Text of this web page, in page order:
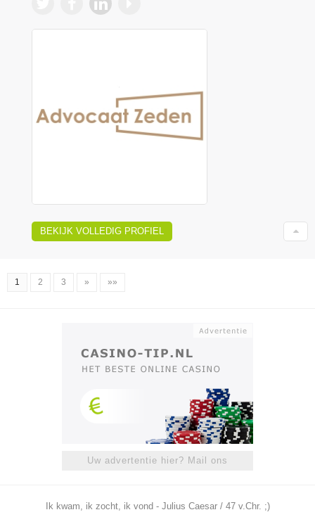
BEKIJK VOLLEDIG PROFIEL
1 2 3 » »»
Uw advertentie hier? Mail ons
Ik kwam, ik zocht, ik vond - Julius Caesar / 47 v.Chr. ;)